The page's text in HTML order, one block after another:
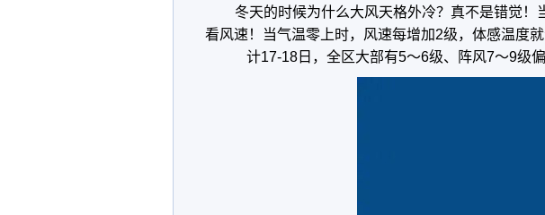
冬天的时候为什么大风天格外冷？真不是错觉
看风速！当气温零上时，风速每增加2级，体感温度
计17-18日，全区大部有5～6级、阵风7～9级